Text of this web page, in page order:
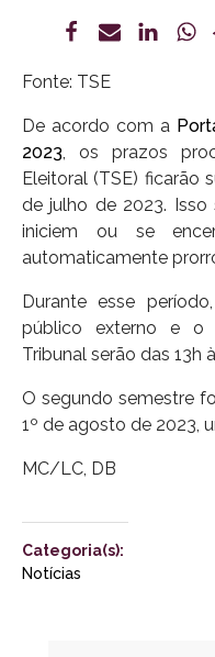
Fonte: TSE
De acordo com a
2023 , os prazos
Eleitoral (TSE) ficarão
de julho de 2023.
iniciem ou se
automaticamente
Durante esse
público externo e o
Tribunal serão das 13h
O segundo semestre
1º de agosto de 2023,
MC/LC, DB
Categoria(s):
Notícias